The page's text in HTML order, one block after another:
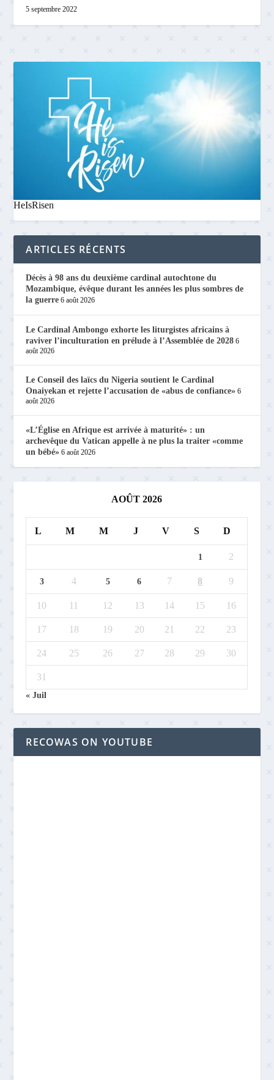
5 septembre 2022
HeIsRisen
ARTICLES RÉCENTS
Décès à 98 ans du deuxième cardinal autochtone du
Mozambique, évêque durant les années les plus sombres de
la guerre 6 août 2026
Le Cardinal Ambongo exhorte les liturgistes africains à
raviver l’inculturation en prélude à l’Assemblée de 2028 6
août 2026
Le Conseil des laïcs du Nigeria soutient le Cardinal
Onaiyekan et rejette l’accusation de «abus de confiance» 6
août 2026
«L’Église en Afrique est arrivée à maturité» : un
archevêque du Vatican appelle à ne plus la traiter «comme
un bébé» 6 août 2026
AOÛT 2026
L M M J V S D
1 2
3 4 5 6 7 8 9
10 11 12 13 14 15 16
17 18 19 20 21 22 23
24 25 26 27 28 29 30
31
« Juil
RECOWAS ON YOUTUBE